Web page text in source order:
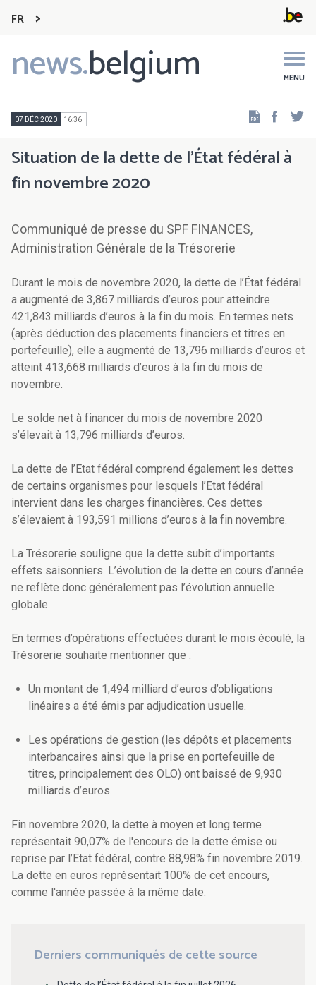
FR
news.belgium MENU
Main
navigation
07 DÉC 2020 16:36
Situation de la dette de l’État fédéral à
fin novembre 2020
Communiqué de presse du SPF FINANCES,
Administration Générale de la Trésorerie
Durant le mois de novembre 2020, la dette de l’État fédéral
a augmenté de 3,867 milliards d’euros pour atteindre
421,843 milliards d’euros à la fin du mois. En termes nets
(après déduction des placements financiers et titres en
portefeuille), elle a augmenté de 13,796 milliards d’euros et
atteint 413,668 milliards d’euros à la fin du mois de
novembre.
Le solde net à financer du mois de novembre 2020
s’élevait à 13,796 milliards d’euros.
La dette de l’Etat fédéral comprend également les dettes
de certains organismes pour lesquels l’Etat fédéral
intervient dans les charges financières. Ces dettes
s’élevaient à 193,591 millions d’euros à la fin novembre.
La Trésorerie souligne que la dette subit d’importants
effets saisonniers. L’évolution de la dette en cours d’année
ne reflète donc généralement pas l’évolution annuelle
globale.
En termes d’opérations effectuées durant le mois écoulé, la
Trésorerie souhaite mentionner que :
Un montant de 1,494 milliard d’euros d’obligations
linéaires a été émis par adjudication usuelle.
Les opérations de gestion (les dépôts et placements
interbancaires ainsi que la prise en portefeuille de
titres, principalement des OLO) ont baissé de 9,930
milliards d’euros.
Fin novembre 2020, la dette à moyen et long terme
représentait 90,07% de l'encours de la dette émise ou
reprise par l’Etat fédéral, contre 88,98% fin novembre 2019.
La dette en euros représentait 100% de cet encours,
comme l'année passée à la même date.
Derniers communiqués de cette source